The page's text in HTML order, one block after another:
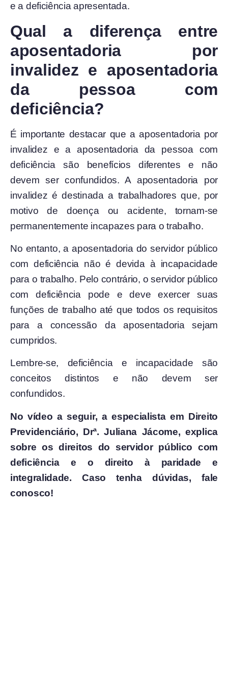
e a deficiência apresentada.
Qual a diferença entre
aposentadoria por
invalidez e aposentadoria
da pessoa com
deficiência?
É importante destacar que a aposentadoria por
invalidez e a aposentadoria da pessoa com
deficiência são benefícios diferentes e não
devem ser confundidos. A aposentadoria por
invalidez é destinada a trabalhadores que, por
motivo de doença ou acidente, tornam-se
permanentemente incapazes para o trabalho.
No entanto, a aposentadoria do servidor público
com deficiência não é devida à incapacidade
para o trabalho. Pelo contrário, o servidor público
com deficiência pode e deve exercer suas
funções de trabalho até que todos os requisitos
para a concessão da aposentadoria sejam
cumpridos.
Lembre-se, deficiência e incapacidade são
conceitos distintos e não devem ser
confundidos.
No vídeo a seguir, a especialista em Direito
Previdenciário, Drª. Juliana Jácome, explica
sobre os direitos do servidor público com
deficiência e o direito à paridade e
integralidade. Caso tenha dúvidas, fale
conosco!